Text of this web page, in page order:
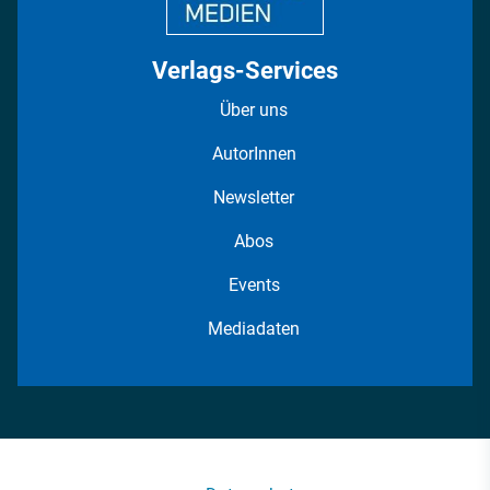
Verlags-Services
Über uns
AutorInnen
Newsletter
Abos
Events
Mediadaten